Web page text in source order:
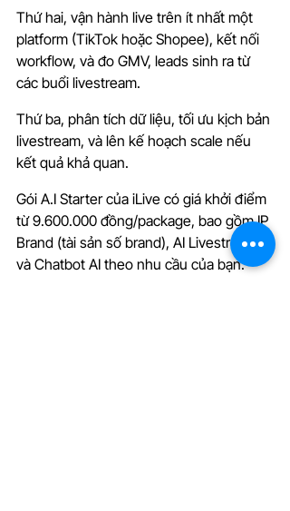
Thứ hai, vận hành live trên ít nhất một
platform (TikTok hoặc Shopee), kết nối
workflow, và đo GMV, leads sinh ra từ
các buổi livestream.
Thứ ba, phân tích dữ liệu, tối ưu kịch bản
livestream, và lên kế hoạch scale nếu
kết quả khả quan.
Gói A.I Starter của iLive có giá khởi điểm
từ 9.600.000 đồng/package, bao gồm IP
Brand (tài sản số brand), AI Livestream,
và Chatbot AI theo nhu cầu của bạn.